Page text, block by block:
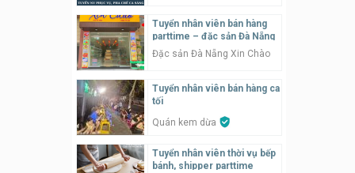
Tuyển nhân viên pha chế
tiệm trà sữa
TRÀ SỮA THÁI LAN
Tuyển nhân viên tư vấn bán
hàng tiệm bánh ngọt
Tiệm bánh ngọt
Tuyển nhân viên pha chế,
Tuyển nhân viên bán hàng
parttime – đặc sản Đà Nẵng
Đặc sản Đà Nẵng Xin Chào
Tuyển nhân viên bán hàng ca
tối
Quán kem dừa
Tuyển nhân viên thời vụ bếp
bánh, shipper parttime